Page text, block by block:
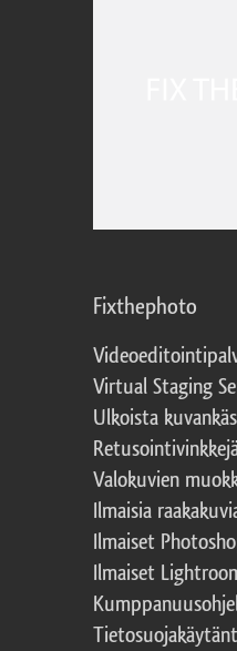
Fixthephoto
Virtual Staging
Ulkoista
Valokuvien
Ilmaisia
Ilmaiset
Ilmaiset